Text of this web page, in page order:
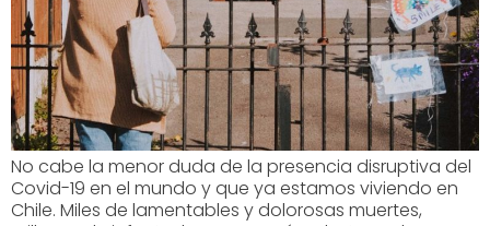
No cabe la menor duda de la presencia disruptiva del
Covid-19 en el mundo y que ya estamos viviendo en
Chile. Miles de lamentables y dolorosas muertes,